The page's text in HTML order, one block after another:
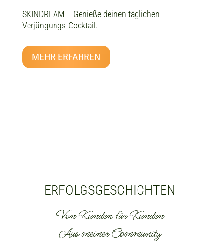
SKINDREAM – Genieße deinen täglichen
Verjüngungs-Cocktail.
MEHR ERFAHREN
ERFOLGSGESCHICHTEN
Von Kunden für Kunden
Aus meiner Community